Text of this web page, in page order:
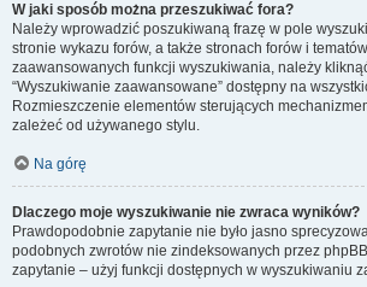
W jaki sposób można przeszukiwać fora?
Należy wprowadzić poszukiwaną frazę w pole
stronie wykazu forów, a także stronach forów i
zaawansowanych funkcji wyszukiwania, należy
“Wyszukiwanie zaawansowane” dostępny na
Rozmieszczenie elementów sterujących
zależeć od używanego stylu.
Na górę
Dlaczego moje wyszukiwanie nie zwraca wyników?
Prawdopodobnie zapytanie nie było jasno
podobnych zwrotów nie zindeksowanych przez
zapytanie – użyj funkcji dostępnych w wyszukiwaniu